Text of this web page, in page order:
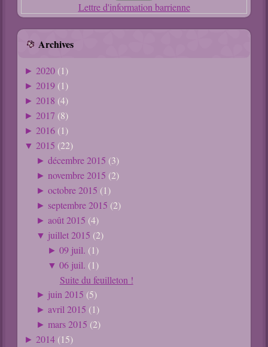
Lettre d'information barrienne
Archives
►2020 (1)
►2019 (1)
►2018 (4)
►2017 (8)
►2016 (1)
▼2015 (22)
► décembre 2015 (3)
► novembre 2015 (2)
► octobre 2015 (1)
► septembre 2015 (2)
► août 2015 (4)
▼ juillet 2015 (2)
► 09 juil. (1)
▼ 06 juil. (1)
Suite du feuilleton !
► juin 2015 (5)
► avril 2015 (1)
► mars 2015 (2)
►2014 (15)